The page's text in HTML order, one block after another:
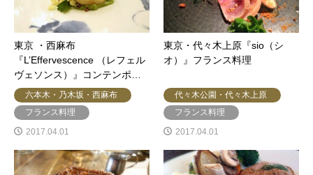
東京 ・西麻布
『L’Effervescence （レフェル
ヴェソンス）』コンテンポ…
六本木・乃木坂・西麻布
フランス料理
2017.04.01
東京・代々木上原『sio（シ
オ）』フランス料理
代々木公園・代々木上原
フランス料理
2017.04.01